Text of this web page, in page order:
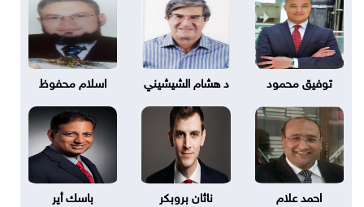
توفيق محمود د هشام الشيشيني اسلام محفوظ
احمد علام ناثان بروبكر باسك أير